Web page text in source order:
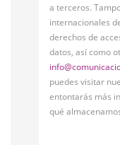
a terceros.
internacionales
derechos de
datos, así como
puedes visitar
entontarás más
qué